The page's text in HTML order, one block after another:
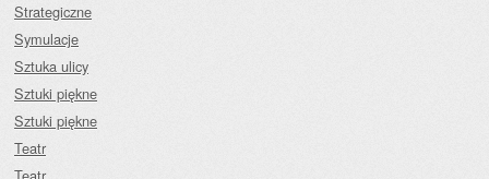
Strategiczne
Symulacje
Sztuka ulicy
Sztuki piękne
Sztuki piękne
Teatr